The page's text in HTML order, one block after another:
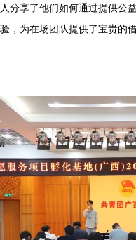
分享了他们如何通过提供公
，为在场团队提供了宝贵的